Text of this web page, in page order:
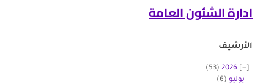
ادارة الشئون العامة
الأرشيف
2026
(53)
يوليو (6)